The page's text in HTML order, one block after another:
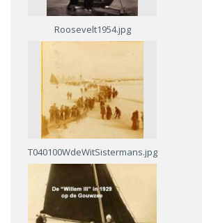
Roosevelt1954.jpg
T040100WdeWitSistermans.jpg